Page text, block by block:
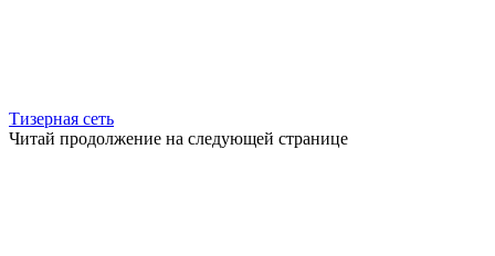
Тизерная сеть
Читай продолжение на следующей странице